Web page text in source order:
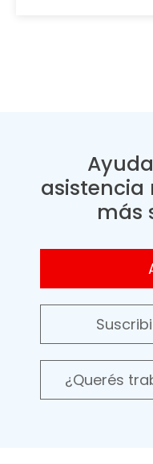
asistencia
más
¿Querés